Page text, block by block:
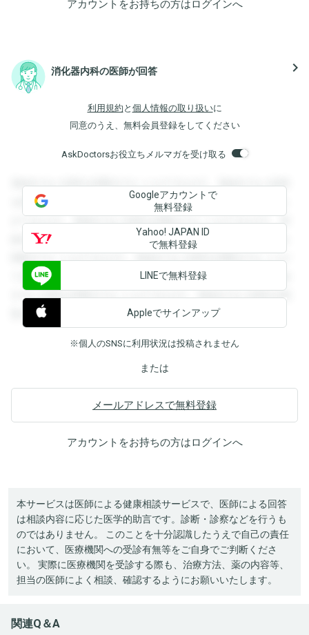
アカウントをお持ちの方はログインへ
消化器内科の医師が回答 navigate_next
利用規約 と 個人情報の取り扱いに
同意のうえ、無料会員登録をしてください
AskDoctorsお役立ちメルマガを受け取る
登録すると回答を閲覧することができます。登録すると回答
を閲覧することができます。登録すると回答を閲覧すること
ができます。登録すると回答を閲覧することができます。登
録すると回答を閲覧することができます。登録すると回答を
閲覧することができます。登録すると回答を閲覧することが
できます。登録すると回答を閲覧することができます。登録
すると回答を閲覧することができます。登録すると回答を閲
覧することができます。
Googleアカウントで
無料登録
Yahoo! JAPAN ID
で無料登録
LINEで無料登録
Appleでサインアップ
※個人のSNSに利用状況は投稿されません
または
メールアドレスで無料登録
アカウントをお持ちの方はログインへ
本サービスは医師による健康相談サービスで、医師による回答
は相談内容に応じた医学的助言です。診断・診察などを行うも
のではありません。 このことを十分認識したうえで自己の責任
において、医療機関への受診有無等をご自身でご判断くださ
い。 実際に医療機関を受診する際も、治療方法、薬の内容等、
担当の医師によく相談、確認するようにお願いいたします。
関連Q＆A